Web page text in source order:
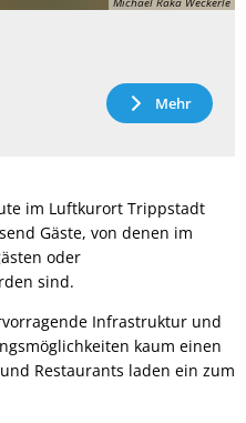
Mehr
im Luftkurort Trippstadt
Gäste, von denen im
oder
sind.
Infrastruktur und
kaum einen
Restaurants laden ein zum